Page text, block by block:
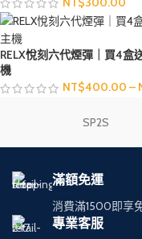
RELX悅刻六代煙彈｜買4盒
機
NT$400.00 –
SP2S
滿額免運
消費滿1500即享
專業客服